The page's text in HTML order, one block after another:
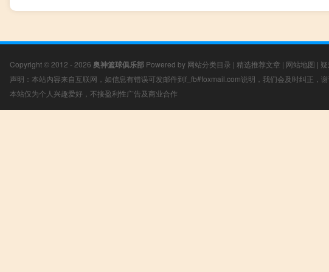
Copyright © 2012 - 2026 奥神篮球俱乐部 Powered by 网站分类目录 | 精选推荐文章 | 网站地图 |
声明：本站内容来自互联网，如信息有错误可发邮件到f_fb#foxmail.com说明，我们会及时纠正，
本站仅为个人兴趣爱好，不接盈利性广告及商业合作